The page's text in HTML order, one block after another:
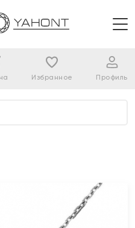
Избранное Профиль